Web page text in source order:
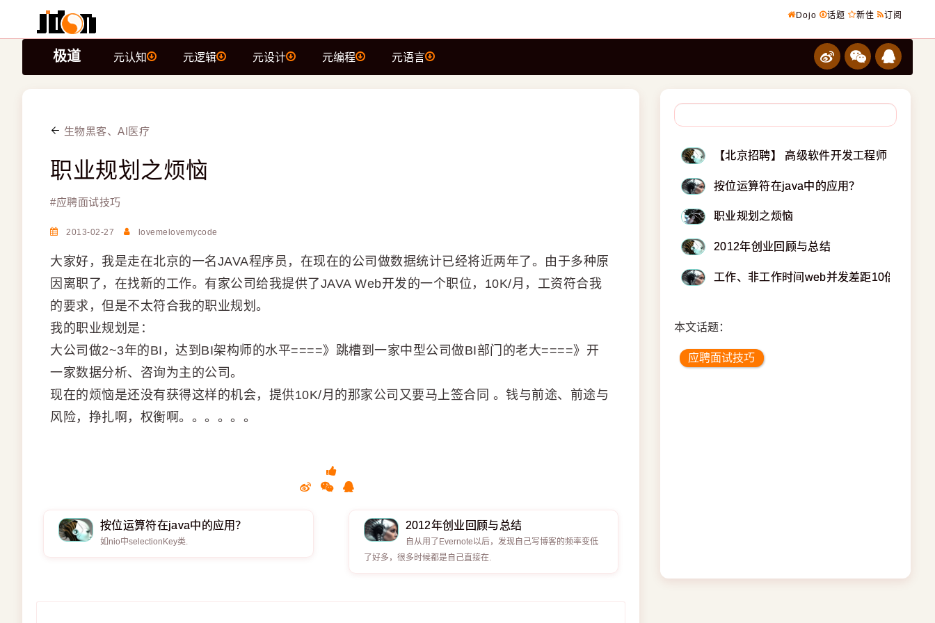
Dojo 话题 新佳 订阅
极道 元认知 元逻辑 元设计 元编程 元语言
生物黑客、AI医疗
职业规划之烦恼
#应聘面试技巧
2013-02-27 lovemelovemycode
大家好，我是走在北京的一名JAVA程序员，在现在的公司做数据统计已经将近两年了。由于多种原
因离职了，在找新的工作。有家公司给我提供了JAVA Web开发的一个职位，10K/月，工资符合我
的要求，但是不太符合我的职业规划。
我的职业规划是：
大公司做2~3年的BI，达到BI架构师的水平====》跳槽到一家中型公司做BI部门的老大====》开
一家数据分析、咨询为主的公司。
现在的烦恼是还没有获得这样的机会，提供10K/月的那家公司又要马上签合同 。钱与前途、前途与
风险，挣扎啊，权衡啊。。。。。。
按位运算符在java中的应用？
如nio中selectionKey类.
2012年创业回顾与总结
自从用了Evernote以后，发现自己写博客的频率变低
了好多，很多时候都是自己直接在.
【北京招聘】 高级软件开发工程师（JAVA/
按位运算符在java中的应用？
职业规划之烦恼
2012年创业回顾与总结
工作、非工作时间web并发差距10倍，如何
本文话题：
应聘面试技巧